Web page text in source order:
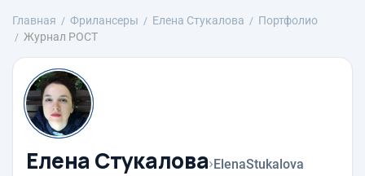
Главная Фрилансеры Елена Стукалова
Портфолио
Журнал РОСТ
Елена Стукалова›ElenaStukalova